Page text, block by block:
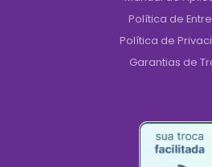
Política de
Política de
Garantias de